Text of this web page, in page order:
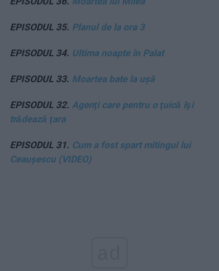
EPISODUL 35. Planul de la ora 3
EPISODUL 34. Ultima noapte în Palat
EPISODUL 33. Moartea bate la ușă
EPISODUL 32. Agenţi care pentru o ţuică îşi
trădează ţara
EPISODUL 31. Cum a fost spart mitingul lui
Ceaușescu (VIDEO)